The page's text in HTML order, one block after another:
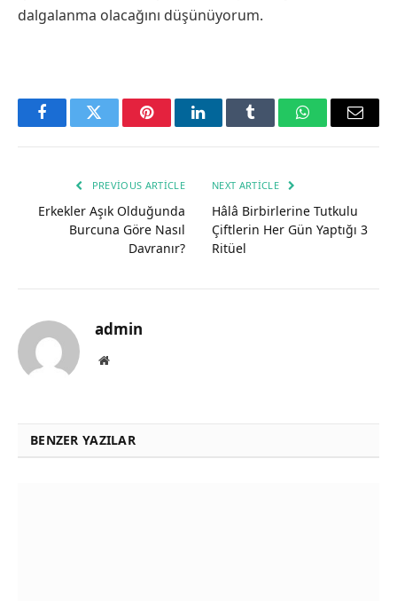
dalgalanma olacağını düşünüyorum.
FacebookTwitter PinterestLinkedInTumblr WhatsAppEmail
PREVIOUS ARTICLE
Erkekler Aşık Olduğunda
Burcuna Göre Nasıl
Davranır?
NEXT ARTICLE
Hâlâ Birbirlerine Tutkulu
Çiftlerin Her Gün Yaptığı 3
Ritüel
admin
Website
BENZER YAZILAR